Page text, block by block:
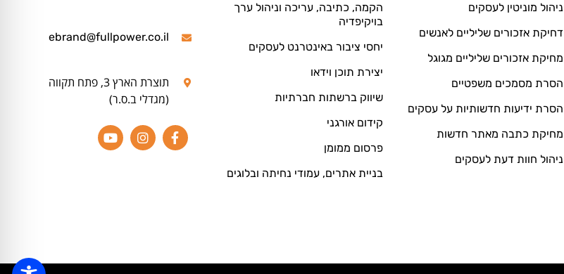
ניהול מוניטין לעסקים
דחיקת אזכורים שליליים לאנשים
מחיקת אזכורים שליליים מגוגל
הסרת מסמכים משפטיים
הסרת ידיעות חדשותיות על עסקים
מחיקת כתבה מאתר חדשות
ניהול חוות דעת לעסקים
הקמה, כתיבה, עריכה וניהול ערך
בויקיפדיה
יחסי ציבור באינטרנט לעסקים
יצירת תוכן וידאו
שיווק ברשתות חברתיות
קידום אורגני
פרסום ממומן
בניית אתרים, עמודי נחיתה ובלוגים
ebrand@fullpower.co.il
תוצרת הארץ 3, פתח תקווה
(מגדלי ב.ס.ר)